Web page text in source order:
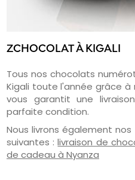
ZCHOCOLAT À KIGALI
Tous nos chocolats
Kigali toute l'année grâce
vous garantit une
parfaite condition.
Nous livrons également
suivantes :livraison de
de cadeau à Nyanza